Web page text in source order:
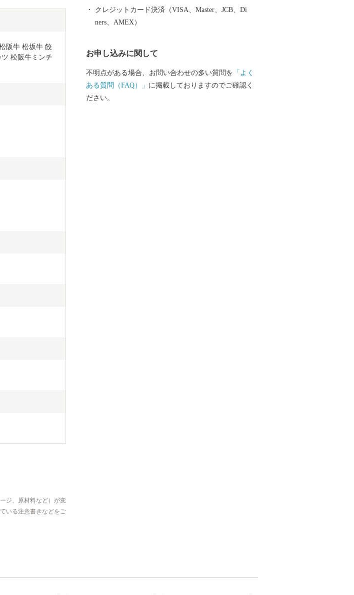
阪牛 松坂牛 餃
松阪牛ミンチ
ジ、原材料など）が変
いる注意書きなどをご
ぜひ皆さまの応援をよろしくお願いいたします。
クレジットカード決済（VISA、Master、JCB、Di
ners、AMEX）
お申し込みに関して
不明点がある場合、お問い合わせの多い質問を 「よく
ある質問（FAQ）」 に掲載しておりますのでご確認く
ださい。